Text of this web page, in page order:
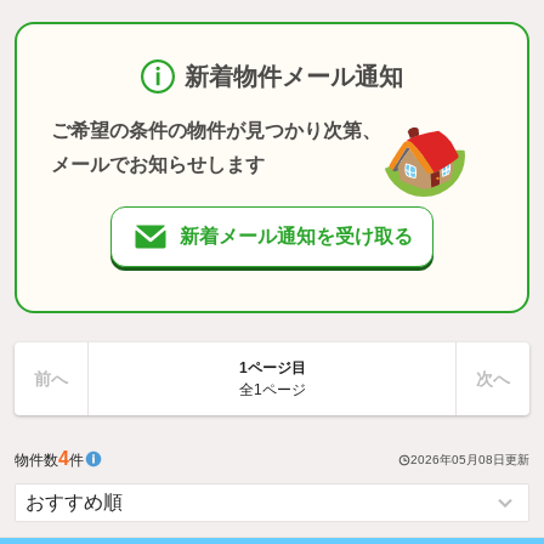
新着物件メール通知
ご希望の条件の物件が見つかり次第、
メールでお知らせします
新着メール通知を受け取る
前へ
1ページ目
全1ページ
次へ
物件数4件 2026年05月08日 更新